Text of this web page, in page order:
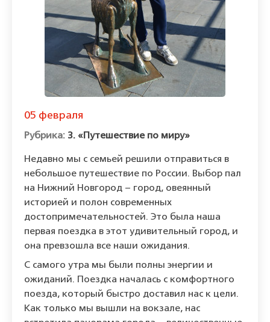
05 февраля
3. «Путешествие по миру»
Недавно мы с семьей решили отправиться в
небольшое путешествие по России. Выбор пал
на Нижний Новгород – город, овеянный
историей и полон современных
достопримечательностей. Это была наша
первая поездка в этот удивительный город, и
она превзошла все наши ожидания.
С самого утра мы были полны энергии и
ожиданий. Поездка началась с комфортного
поезда, который быстро доставил нас к цели.
Как только мы вышли на вокзале, нас